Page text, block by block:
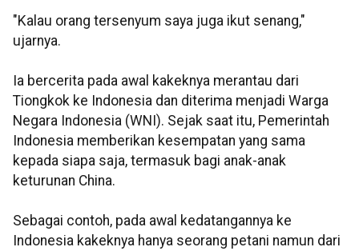
"Kalau orang tersenyum saya juga ikut senang,"
ujarnya.
Ia bercerita pada awal kakeknya merantau dari
Tiongkok ke Indonesia dan diterima menjadi Warga
Negara Indonesia (WNI). Sejak saat itu, Pemerintah
Indonesia memberikan kesempatan yang sama
kepada siapa saja, termasuk bagi anak-anak
keturunan China.
Sebagai contoh, pada awal kedatangannya ke
Indonesia kakeknya hanya seorang petani namun dari